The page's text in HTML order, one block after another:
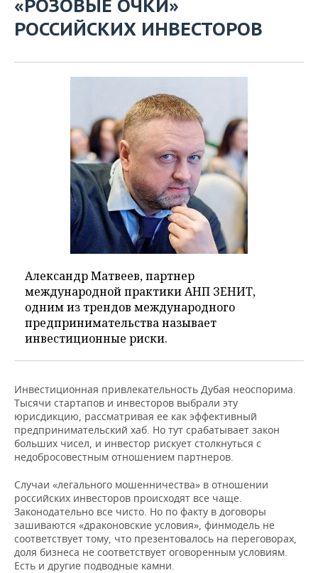
«РОЗОВЫЕ ОЧКИ»
РОССИЙСКИХ ИНВЕСТОРОВ
Александр Матвеев, партнер
международной практики АНП ЗЕНИТ,
одним из трендов международного
предпринимательства называет
инвестиционные риски.
Инвестиционная привлекательность Дубая неоспорима.
Тысячи стартапов и инвесторов выбрали эту
юрисдикцию, рассматривая ее как эффективный
предпринимательский хаб. Но тут срабатывает закон
больших чисел, и инвестор рискует столкнуться с
недобросовестным отношением партнеров.
Случаи «легального мошенничества» в отношении
российских инвесторов происходят все чаще.
Законодательно все чисто. Но по факту в договоры
зашиваются «драконовские условия», финмодель не
соответствует тому, что презентовалось на переговорах,
доля бизнеса не соответствует оговоренным условиям.
Есть и другие подводные камни.